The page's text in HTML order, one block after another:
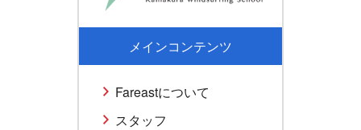
メインコンテンツ
Fareastについて
スタッフ